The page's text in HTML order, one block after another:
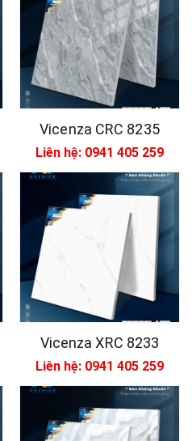
Vicenza CRC 8235
Liên hệ: 0941 405 259
Vicenza XRC 8233
Liên hệ: 0941 405 259